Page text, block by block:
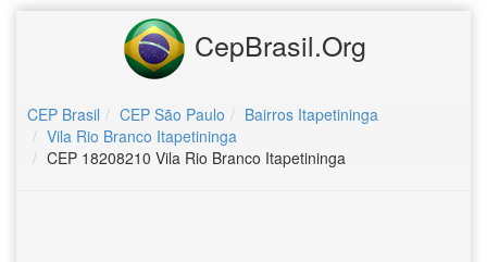
CepBrasil.Org
CEP Brasil CEP São Paulo
Bairros Itapetininga
Vila Rio Branco Itapetininga
CEP 18208210 Vila Rio Branco Itapetininga